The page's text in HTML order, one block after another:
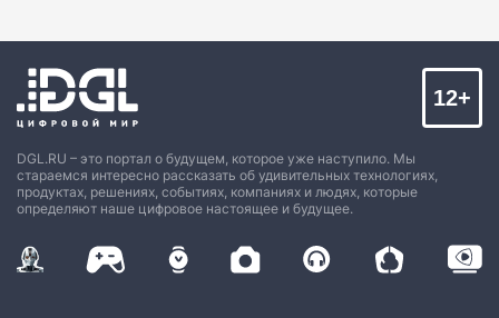
DGL.RU – это портал о будущем, которое уже наступило. Мы
стараемся интересно рассказать об удивительных технологиях,
продуктах, решениях, событиях, компаниях и людях, которые
определяют наше цифровое настоящее и будущее.
12+